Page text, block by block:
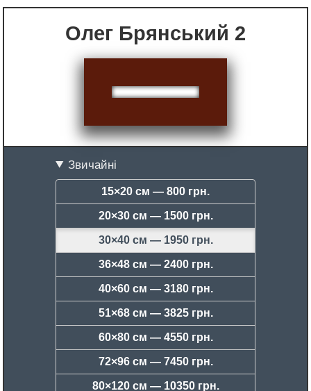
Олег Брянський 2
Звичайні
15×20 см — 800 грн.
20×30 см — 1500 грн.
30×40 см — 1950 грн.
36×48 см — 2400 грн.
40×60 см — 3180 грн.
51×68 см — 3825 грн.
60×80 см — 4550 грн.
72×96 см — 7450 грн.
80×120 см — 10350 грн.